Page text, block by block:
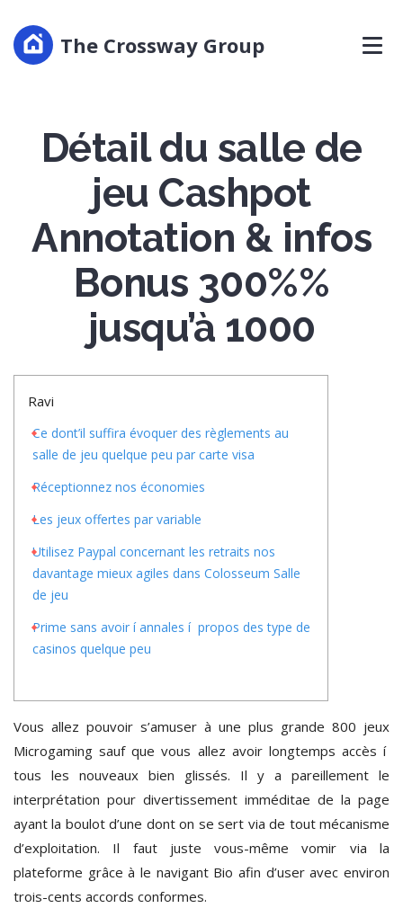
The Crossway Group
Détail du salle de
jeu Cashpot
Annotation & infos
Bonus 300%%
jusqu’à 1000
Ravi
Ce dont’il suffira évoquer des règlements au
salle de jeu quelque peu par carte visa
Réceptionnez nos économies
Les jeux offertes par variable
Utilisez Paypal concernant les retraits nos
davantage mieux agiles dans Colosseum Salle
de jeu
Prime sans avoir í annales í propos des type de
casinos quelque peu
Vous allez pouvoir s’amuser à une plus grande 800 jeux
Microgaming sauf que vous allez avoir longtemps accès í
tous les nouveaux bien glissés. Il y a pareillement le
interprétation pour divertissement imméditae de la page
ayant la boulot d’une dont on se sert via de tout mécanisme
d’exploitation. Il faut juste vous-même vomir via la
plateforme grâce à le navigant Bio afin d’user avec environ
trois-cents accords conformes.